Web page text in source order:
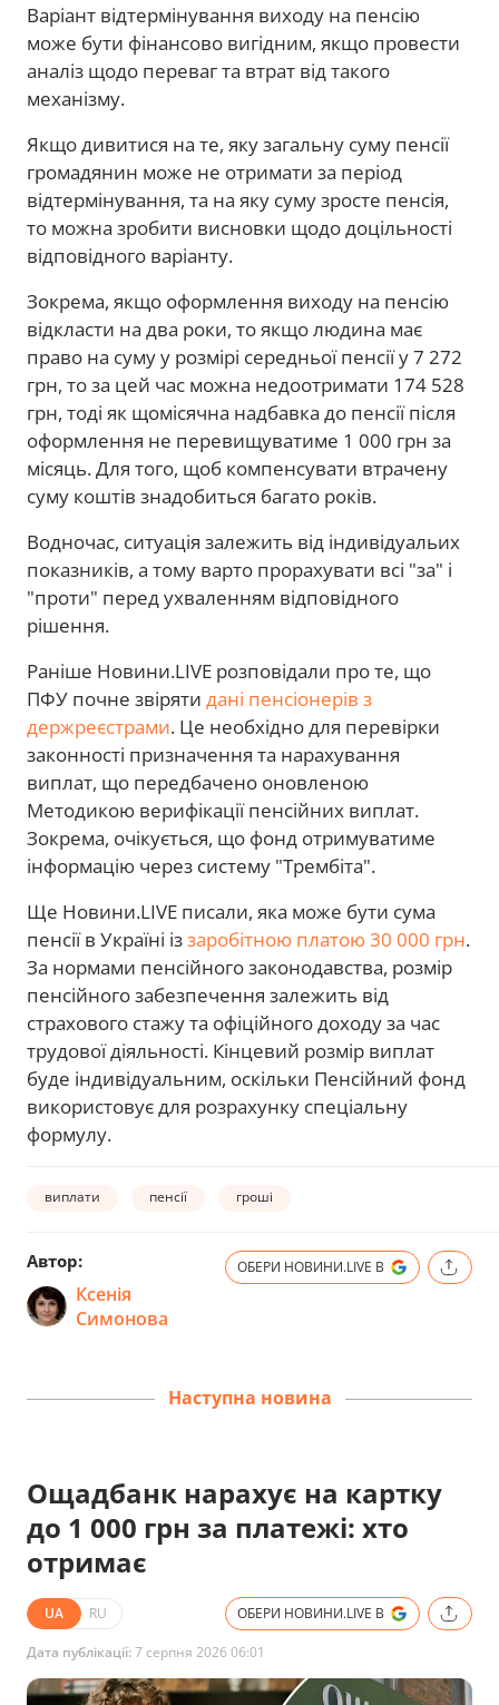
Варіант відтермінування виходу на пенсію
може бути фінансово вигідним, якщо провести
аналіз щодо переваг та втрат від такого
механізму.
Якщо дивитися на те, яку загальну суму пенсії
громадянин може не отримати за період
відтермінування, та на яку суму зросте пенсія,
то можна зробити висновки щодо доцільності
відповідного варіанту.
Зокрема, якщо оформлення виходу на пенсію
відкласти на два роки, то якщо людина має
право на суму у розмірі середньої пенсії у 7 272
грн, то за цей час можна недоотримати 174 528
грн, тоді як щомісячна надбавка до пенсії після
оформлення не перевищуватиме 1 000 грн за
місяць. Для того, щоб компенсувати втрачену
суму коштів знадобиться багато років.
Водночас, ситуація залежить від індивідуальих
показників, а тому варто прорахувати всі "за" і
"проти" перед ухваленням відповідного
рішення.
Раніше Новини.LIVE розповідали про те, що
ПФУ почне звіряти дані пенсіонерів з
держреєстрами. Це необхідно для перевірки
законності призначення та нарахування
виплат, що передбачено оновленою
Методикою верифікації пенсійних виплат.
Зокрема, очікується, що фонд отримуватиме
інформацію через систему "Трембіта".
Ще Новини.LIVE писали, яка може бути сума
пенсії в Україні іззаробітною платою 30 000 грн.
За нормами пенсійного законодавства, розмір
пенсійного забезпечення залежить від
страхового стажу та офіційного доходу за час
трудової діяльності. Кінцевий розмір виплат
буде індивідуальним, оскільки Пенсійний фонд
використовує для розрахунку спеціальну
формулу.
виплати пенсії гроші
Автор:
Ксенія
Симонова
ОБЕРИ НОВИНИ.LIVE В
Наступна новина
Ощадбанк нарахує на картку
до 1 000 грн за платежі: хто
отримає
UA RU ОБЕРИ НОВИНИ.LIVE В
Дата публікації:7 серпня 2026 06:01